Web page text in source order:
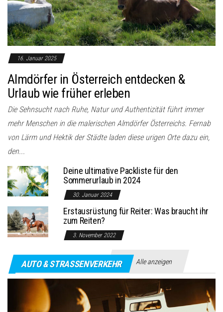
n
16. Januar 2025
Almdörfer in Österreich entdecken &
Urlaub wie früher erleben
Die Sehnsucht nach Ruhe, Natur und Authentizität führt immer
mehr Menschen in die malerischen Almdörfer Österreichs. Fernab
von Lärm und Hektik der Städte laden diese urigen Orte dazu ein,
den...
Deine ultimative Packliste für den
Sommerurlaub in 2024
30. Januar 2024
Erstausrüstung für Reiter: Was braucht ihr
zum Reiten?
3. November 2022
AUTO & STRASSENVERKEHR Alle anzeigen